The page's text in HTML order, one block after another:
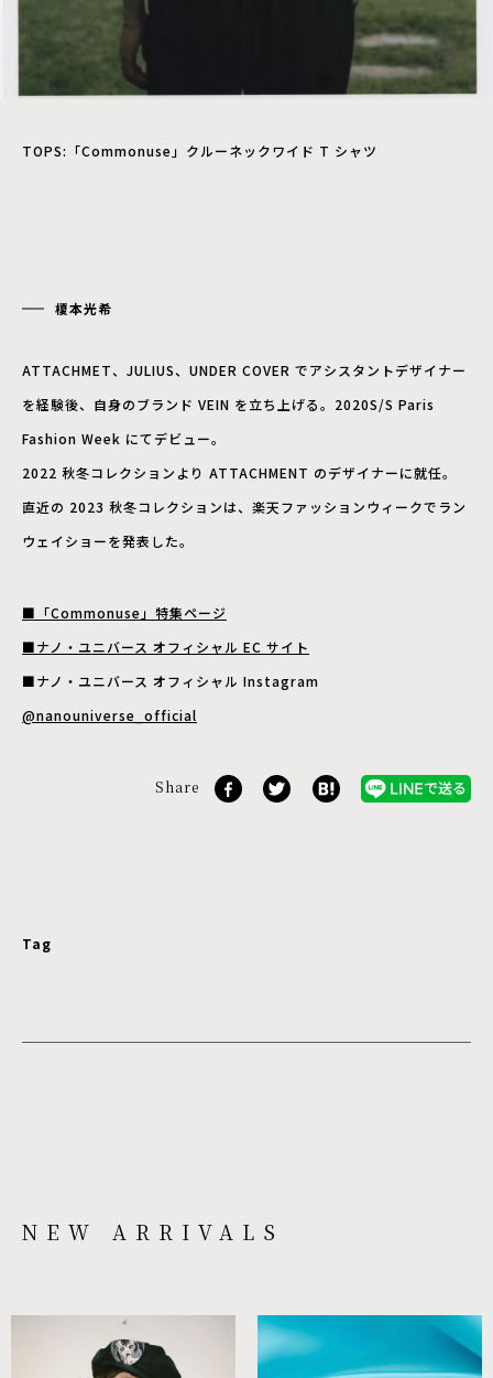
TOPS:「Commonuse」クルーネックワイド T シャツ
榎本光希
ATTACHMET、JULIUS、UNDER COVER でアシスタントデザイナー
を経験後、自身のブランド VEIN を立ち上げる。2020S/S Paris
Fashion Week にてデビュー。
2022 秋冬コレクションより ATTACHMENT のデザイナーに就任。
直近の 2023 秋冬コレクションは、楽天ファッションウィークでラン
ウェイショーを発表した。
■「Commonuse」特集ページ
■ナノ・ユニバース オフィシャル EC サイト
■ナノ・ユニバース オフィシャル Instagram
@nanouniverse_official
Share
Tag
NEW ARRIVALS